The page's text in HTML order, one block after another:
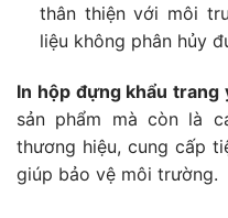
thân thiện với môi
liệu không phân hủy
In hộp đựng khẩu trang
sản phẩm mà còn là
thương hiệu, cung cấp
giúp bảo vệ môi trường.